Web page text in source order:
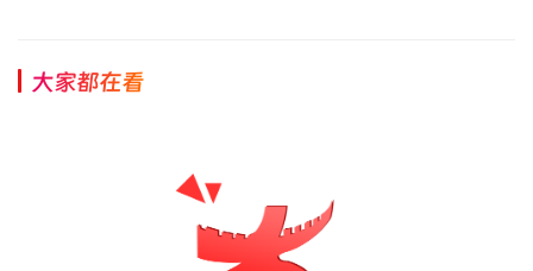
大家都在看